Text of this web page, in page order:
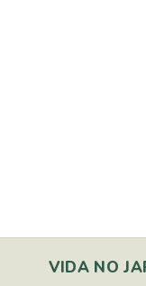
VIDA NO